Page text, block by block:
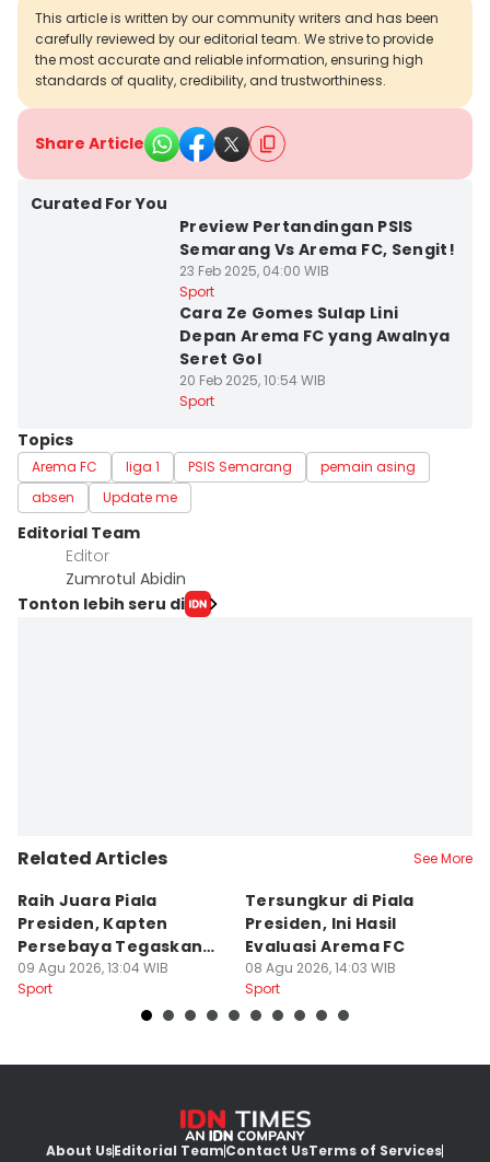
This article is written by our community writers and has been
carefully reviewed by our editorial team. We strive to provide
the most accurate and reliable information, ensuring high
standards of quality, credibility, and trustworthiness.
Share Article
Curated For You
Preview Pertandingan PSIS
Semarang Vs Arema FC, Sengit!
23 Feb 2025, 04:00 WIB
Sport
Cara Ze Gomes Sulap Lini
Depan Arema FC yang Awalnya
Seret Gol
20 Feb 2025, 10:54 WIB
Sport
Topics
Arema FC liga 1 PSIS Semarang
pemain asing
absen
Update me
Editorial Team
Editor
Zumrotul Abidin
Tonton lebih seru di
Related Articles See More
Raih Juara Piala
Presiden, Kapten
Persebaya Tegaskan
Punya Misi Besar
09 Agu 2026, 13:04 WIB
Sport
Tersungkur di Piala
Presiden, Ini Hasil
Evaluasi Arema FC
08 Agu 2026, 14:03 WIB
Sport
About UsEditorial TeamContact UsTerms of Services